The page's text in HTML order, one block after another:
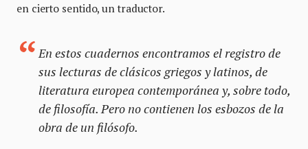
en cierto sentido, un traductor.
En estos cuadernos encontramos el registro de
sus lecturas de clásicos griegos y latinos, de
literatura europea contemporánea y, sobre todo,
de filosofía. Pero no contienen los esbozos de la
obra de un filósofo.